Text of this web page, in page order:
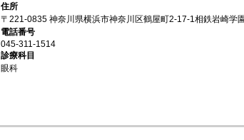
住所
〒221-0835 神奈川県横浜市神奈川区鶴屋町2-17-1相鉄岩崎学
電話番号
045-311-1514
診療科目
眼科